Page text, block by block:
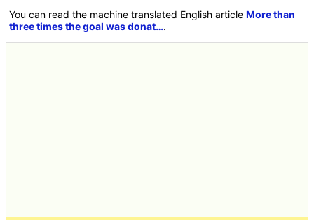
You can read the machine translated English articleMore than
three times the goal was donat….